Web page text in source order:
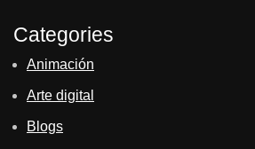
Categories
Animación
Arte digital
Blogs